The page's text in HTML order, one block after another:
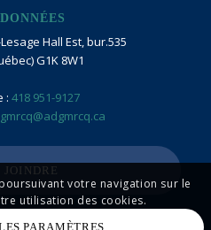
Hall Est, bur.535
G1K 8W1
: 418 951-9127
JOINDRE
votre navigation sur le
utilisation des cookies.
PARAMÈTRES